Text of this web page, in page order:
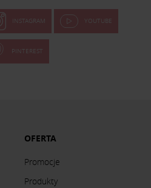
INSTAGRAM YOUTUBE
PINTEREST
OFERTA
Promocje
Produkty